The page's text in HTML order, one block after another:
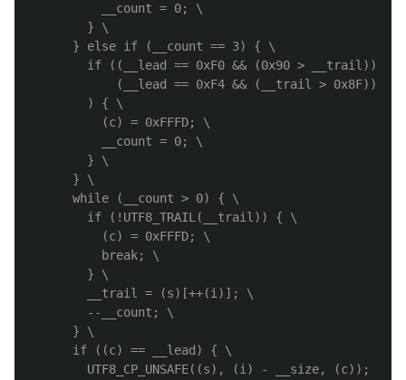
          __count = 0; \
        } \
      } else if (__count == 3) { \
if ((__lead == 0xF0 && (0x90 > __trail)) ||
            (__lead == 0xF4 && (__trail > 0x8F)) \
        ) { \
          (c) = 0xFFFD; \
          __count = 0; \
        } \
      } \
      while (__count > 0) { \
        if (!UTF8_TRAIL(__trail)) { \
          (c) = 0xFFFD; \
          break; \
        } \
        __trail = (s)[++(i)]; \
        --__count; \
      } \
      if ((c) == __lead) { \
        UTF8_CP_UNSAFE((s), (i) - __size, (c)); \